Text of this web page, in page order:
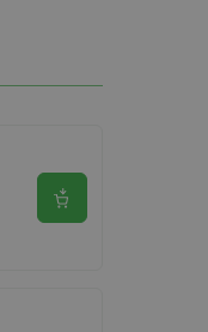
Se produkt